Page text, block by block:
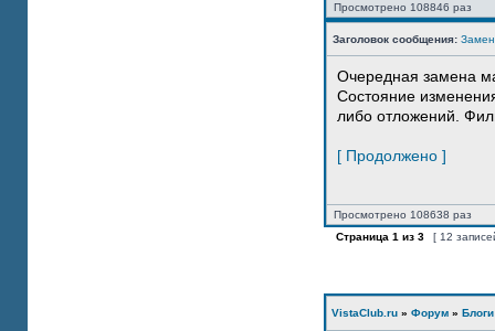
Просмотрено 108846 раз
Заголовок сообщения:
Очередная замена
Состояние
либо отложений.
[ Продолжено ]
Просмотрено 108638 раз
Страница 1 из 3 [ 12
VistaClub.ru » Форум » Блоги